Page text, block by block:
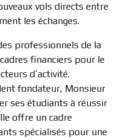
vols directs entre
les échanges.
professionnels de la
financiers pour le
d’activité.
fondateur, Monsieur
ses étudiants à réussir
offre un cadre
spécialisés pour une